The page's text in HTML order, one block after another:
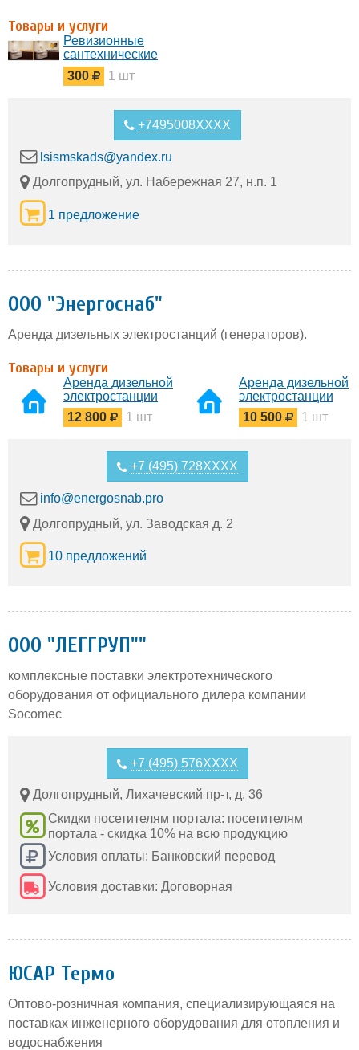
Товары и услуги
Ревизионные
сантехнические
люки от
производителя
300 1 шт
+7495008XXXX
lsismskads@yandex.ru
Долгопрудный, ул. Набережная 27, н.п. 1
1 предложение
ООО "Энергоснаб"
Аренда дизельных электростанций (генераторов).
Товары и услуги
Аренда дизельной
электростанции
440 кВт (Denyo
dca600)
12 800 1 шт
Аренда дизельной
электростанции
360 кВт (Denyo
dca500)
10 500 1 шт
+7 (495) 728XXXX
info@energosnab.pro
Долгопрудный, ул. Заводская д. 2
10 предложений
OOO "ЛЕГГРУП""
комплексные поставки электротехнического
оборудования от официального дилера компании
Socomec
+7 (495) 576XXXX
Долгопрудный, Лихачевский пр-т, д. 36
Скидки посетителям портала: посетителям
портала - скидка 10% на всю продукцию
Условия оплаты: Банковский перевод
Условия доставки: Договорная
ЮСАР Термо
Оптово-розничная компания, специализирующаяся на
поставках инженерного оборудования для отопления и
водоснабжения